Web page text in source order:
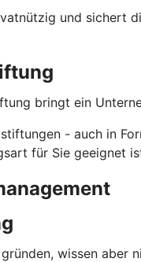
und sichert
bringt ein
- auch in
für Sie geeignet
wissen aber